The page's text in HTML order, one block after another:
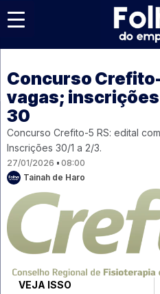
Concurso
vagas;
30
Concurso Crefito-5 RS: edital
Inscrições 30/1 a 2/3.
27/01/2026
08:00
Tainah de Haro
VEJA ISSO